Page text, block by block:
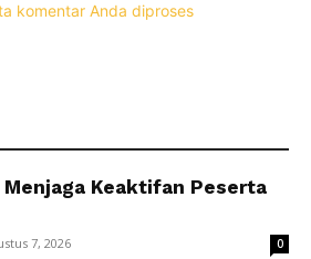
komentar Anda diproses
Menjaga Keaktifan Peserta
7, 2026 0